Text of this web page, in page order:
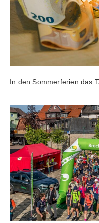
In den Sommerferien das